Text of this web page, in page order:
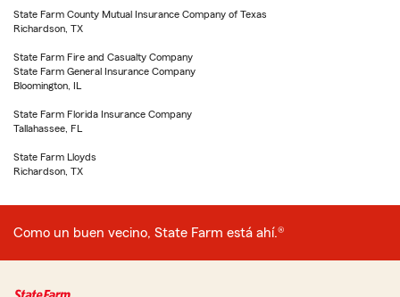
State Farm County Mutual Insurance Company of Texas
Richardson, TX
State Farm Fire and Casualty Company
State Farm General Insurance Company
Bloomington, IL
State Farm Florida Insurance Company
Tallahassee, FL
State Farm Lloyds
Richardson, TX
Como un buen vecino, State Farm está ahí.®